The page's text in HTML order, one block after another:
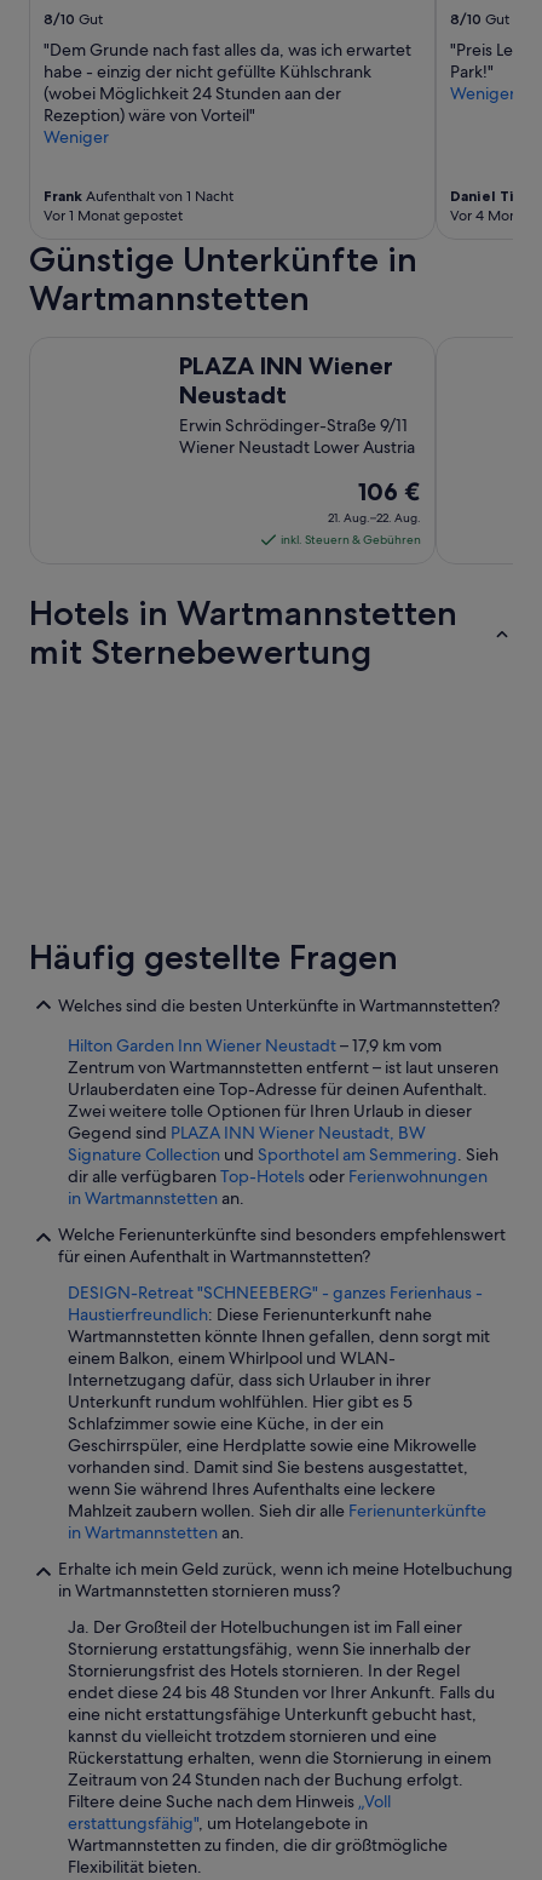
n
w
i
e
d
e
8/10 Gut
"Dem Grunde nach fast alles da, was ich erwartet
habe - einzig der nicht gefüllte Kühlschrank
(wobei Möglichkeit 24 Stunden aan der
Rezeption) wäre von Vorteil"
Weniger
Frank Aufenthalt von 1 Nacht
Vor 1 Monat gepostet
8/10 Gut
"Preis
Park!"
Weniger
Daniel Timo
Vor 4
Günstige Unterkünfte in
Wartmannstetten
PLAZA INN Wiener
Neustadt
Erwin Schrödinger-Straße 9/11
Wiener Neustadt Lower Austria
Der
Preis
beträgt
Nacht
vom
21.
106 €
21. Aug.–22. Aug.
inkl. Steuern & Gebühren
Hotels in Wartmannstetten
mit Sternebewertung
12 Unterkünfte
Häufig gestellte Fragen
Welches sind die besten Unterkünfte in Wartmannstetten?
Hilton Garden Inn Wiener Neustadt– 17,9 km vom
Zentrum von Wartmannstetten entfernt – ist laut unseren
Urlauberdaten eine Top-Adresse für deinen Aufenthalt.
Zwei weitere tolle Optionen für Ihren Urlaub in dieser
Gegend sind PLAZA INN Wiener Neustadt, BW
Signature Collection und Sporthotel am Semmering. Sieh
dir alle verfügbarenTop-Hotelsoder Ferienwohnungen
in Wartmannstetten an.
Welche Ferienunterkünfte sind besonders empfehlenswert
für einen Aufenthalt in Wartmannstetten?
DESIGN-Retreat "SCHNEEBERG" - ganzes Ferienhaus -
Haustierfreundlich: Diese Ferienunterkunft nahe
Wartmannstetten könnte Ihnen gefallen, denn sorgt mit
einem Balkon, einem Whirlpool und WLAN-
Internetzugang dafür, dass sich Urlauber in ihrer
Unterkunft rundum wohlfühlen. Hier gibt es 5
Schlafzimmer sowie eine Küche, in der ein
Geschirrspüler, eine Herdplatte sowie eine Mikrowelle
vorhanden sind. Damit sind Sie bestens ausgestattet,
wenn Sie während Ihres Aufenthalts eine leckere
Mahlzeit zaubern wollen. Sieh dir alle Ferienunterkünfte
in Wartmannstetten an.
Erhalte ich mein Geld zurück, wenn ich meine Hotelbuchung
in Wartmannstetten stornieren muss?
Ja. Der Großteil der Hotelbuchungen ist im Fall einer
Stornierung erstattungsfähig, wenn Sie innerhalb der
Stornierungsfrist des Hotels stornieren. In der Regel
endet diese 24 bis 48 Stunden vor Ihrer Ankunft. Falls du
eine nicht erstattungsfähige Unterkunft gebucht hast,
kannst du vielleicht trotzdem stornieren und eine
Rückerstattung erhalten, wenn die Stornierung in einem
Zeitraum von 24 Stunden nach der Buchung erfolgt.
Filtere deine Suche nach dem Hinweis „Voll
erstattungsfähig", um Hotelangebote in
Wartmannstetten zu finden, die dir größtmögliche
Flexibilität bieten.